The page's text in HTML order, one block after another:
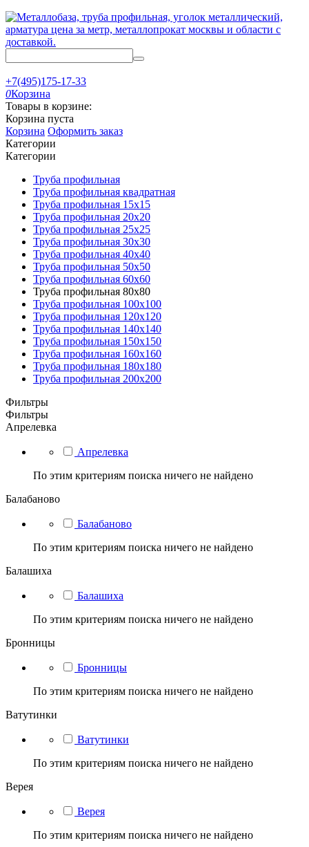
+7(495)175-17-33
0Корзина
Товары в корзине:
Корзина пуста
Корзина Оформить заказ
Категории
Категории
Труба профильная
Труба профильная квадратная
Труба профильная 15х15
Труба профильная 20x20
Труба профильная 25x25
Труба профильная 30x30
Труба профильная 40x40
Труба профильная 50x50
Труба профильная 60x60
Труба профильная 80x80
Труба профильная 100x100
Труба профильная 120x120
Труба профильная 140х140
Труба профильная 150х150
Труба профильная 160х160
Труба профильная 180х180
Труба профильная 200х200
Фильтры
Фильтры
Апрелевка
Апрелевка
По этим критериям поиска ничего не найдено
Балабаново
Балабаново
По этим критериям поиска ничего не найдено
Балашиха
Балашиха
По этим критериям поиска ничего не найдено
Бронницы
Бронницы
По этим критериям поиска ничего не найдено
Ватутинки
Ватутинки
По этим критериям поиска ничего не найдено
Верея
Верея
По этим критериям поиска ничего не найдено